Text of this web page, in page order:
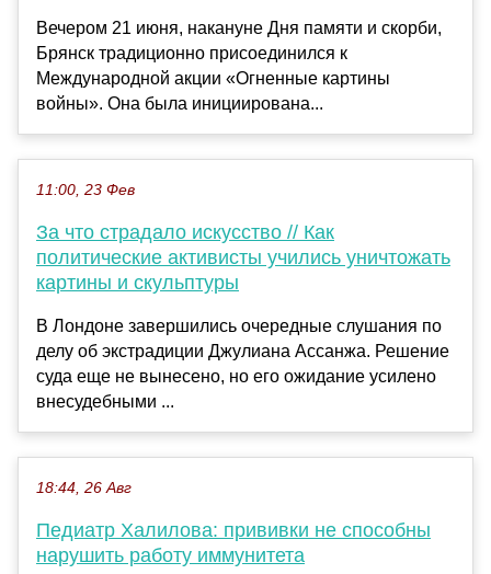
Вечером 21 июня, накануне Дня памяти и скорби,
Брянск традиционно присоединился к
Международной акции «Огненные картины
войны». Она была инициирована...
11:00, 23 Фев
За что страдало искусство // Как
политические активисты учились уничтожать
картины и скульптуры
В Лондоне завершились очередные слушания по
делу об экстрадиции Джулиана Ассанжа. Решение
суда еще не вынесено, но его ожидание усилено
внесудебными ...
18:44, 26 Авг
Педиатр Халилова: прививки не способны
нарушить работу иммунитета